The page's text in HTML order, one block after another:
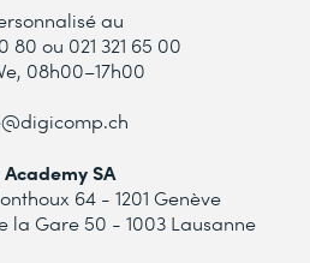
au
80 ou 021 321 65 00
08h00–17h00
SA
64 - 1201 Genève
la Gare 50 - 1003 Lausanne